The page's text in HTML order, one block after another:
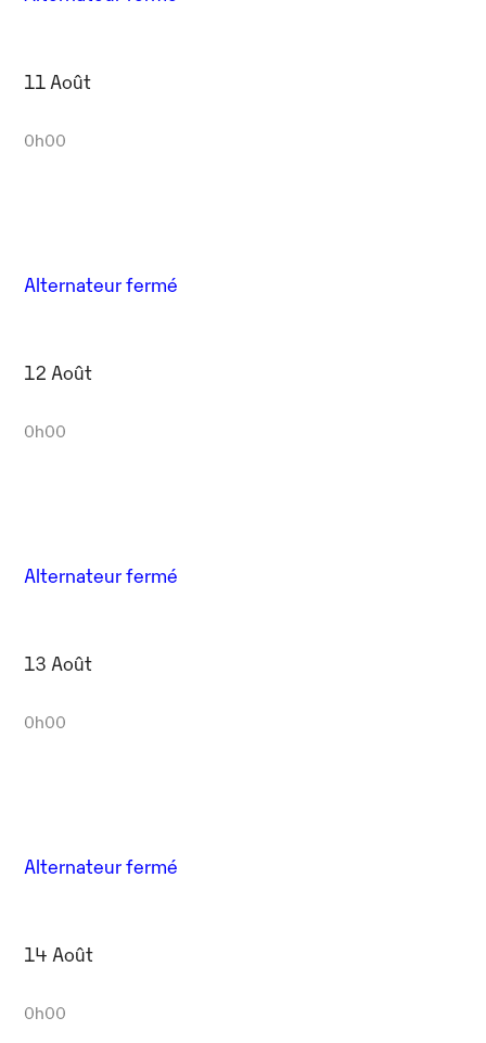
11 Août
0h00
Alternateur fermé
12 Août
0h00
Alternateur fermé
13 Août
0h00
Alternateur fermé
14 Août
0h00